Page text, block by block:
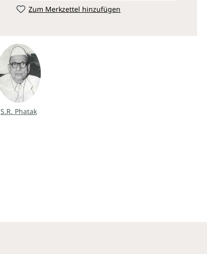
Zum Merkzettel hinzufügen
S.R. Phatak